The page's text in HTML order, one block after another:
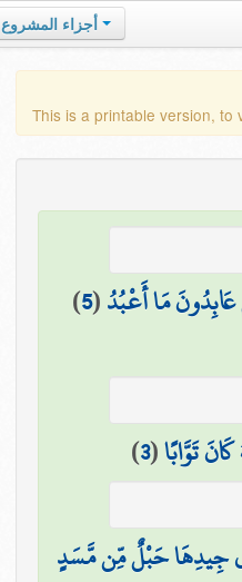
أجزاء المشروع
This is a printable version, to
عَابِدُونَ مَا أَعْبُدُ(
5
)
تَوَّابًا(
3
)
جِيدِهَا حَبْلٌ مِّن مَّسَدٍ